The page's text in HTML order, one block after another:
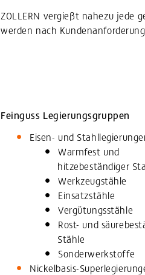
ZOLLERN vergießt nahezu jede
werden nach
Feinguss Legierungsgruppen
Eisen- und
Warmfest und
hitzebeständiger
Werkzeugstähle
Einsatzstähle
Vergütungsstähle
Rost- und
Stähle
Sonderwerkstoffe
Nickelbasis-